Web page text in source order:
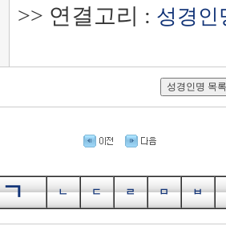
>> 연결고리 : 성경인
ㄱ ㄴ ㄷ ㄹ ㅁ ㅂ